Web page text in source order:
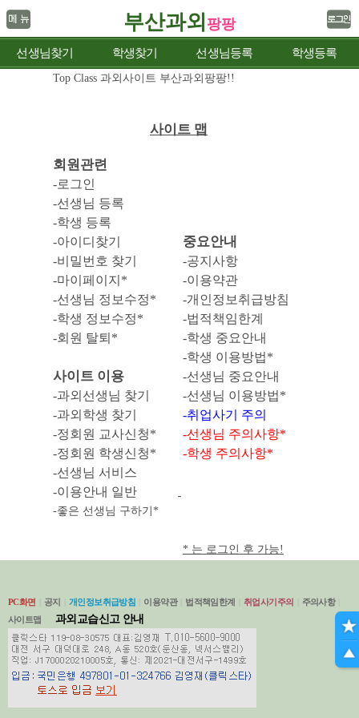
부산과외 팡팡
선생님찾기 학생찾기 선생님등록 학생등록
Top Class 과외사이트 부산과외팡팡!!
사이트 맵
회원관련
-로그인
-선생님 등록
-학생 등록
-아이디찾기
중요안내
-비밀번호 찾기
-공지사항
-마이페이지*
-이용약관
-선생님 정보수정*
-개인정보취급방침
-학생 정보수정*
-법적책임한계
-회원 탈퇴*
-학생 중요안내
-학생 이용방법*
사이트 이용
-선생님 중요안내
-과외선생님 찾기
-선생님 이용방법*
-과외학생 찾기
-취업사기 주의
-정회원 교사신청*
-선생님 주의사항*
-정회원 학생신청*
-학생 주의사항*
-선생님 서비스
-이용안내 일반
-좋은 선생님 구하기*
* 는 로그인 후 가능!
PC화면 공지 개인정보취급방침 이용약관 법적책임한계 취업사기주의 주의사항
사이트맵
과외교습신고 안내